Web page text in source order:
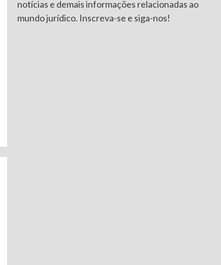
notícias e demais informações relacionadas ao
mundo jurídico. Inscreva-se e siga-nos!